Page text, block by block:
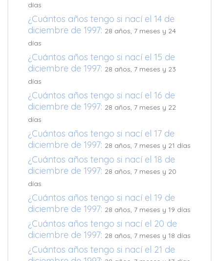
días
¿Cuántos años tengo si nací el 14 de
diciembre de 1997: 28 años, 7 meses y 24
días
¿Cuántos años tengo si nací el 15 de
diciembre de 1997: 28 años, 7 meses y 23
días
¿Cuántos años tengo si nací el 16 de
diciembre de 1997: 28 años, 7 meses y 22
días
¿Cuántos años tengo si nací el 17 de
diciembre de 1997: 28 años, 7 meses y 21 días
¿Cuántos años tengo si nací el 18 de
diciembre de 1997: 28 años, 7 meses y 20
días
¿Cuántos años tengo si nací el 19 de
diciembre de 1997: 28 años, 7 meses y 19 días
¿Cuántos años tengo si nací el 20 de
diciembre de 1997: 28 años, 7 meses y 18 días
¿Cuántos años tengo si nací el 21 de